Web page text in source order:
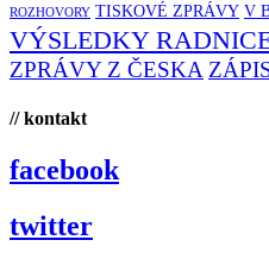
ROZHOVORY TISKOVÉ ZPRÁVY V
VÝSLEDKY
ZPRÁVY Z ČESKA
// kontakt
facebook
twitter